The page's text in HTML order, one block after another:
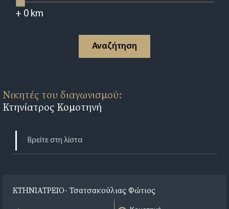
+ 0km
Αναζήτηση
Νικητές του διαγωνισμού:
Κτηνίατρος Κομοτηνή
ΚΤΗΝΙΑΤΡΕΙΟ- Τσατσακούλιας Φώτιος